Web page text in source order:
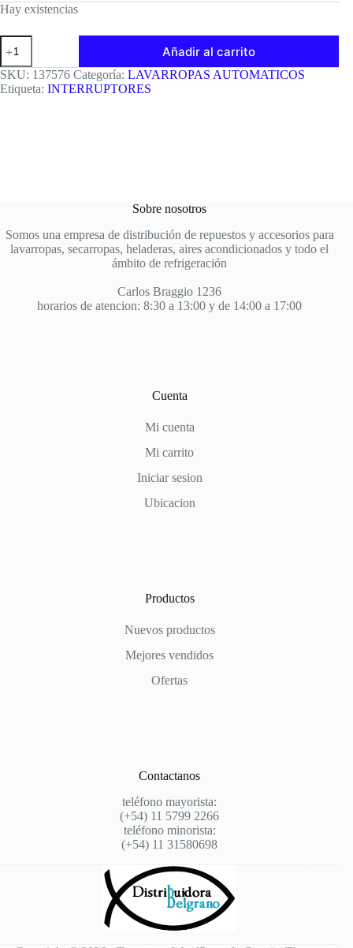
Hay existencias
INTERRUPTOR
CONT
LONGVIE
INV
Añadir al carrito
SKU: 137576 Categoría: LAVARROPAS AUTOMATICOS
Etiqueta: INTERRUPTORES
Sobre nosotros
Somos una empresa de distribución de repuestos y accesorios para
lavarropas, secarropas, heladeras, aires acondicionados y todo el
ámbito de refrigeración
Carlos Braggio 1236
horarios de atencion: 8:30 a 13:00 y de 14:00 a 17:00
Cuenta
Mi cuenta
Mi carrito
Iniciar sesion
Ubicacion
Productos
Nuevos productos
Mejores vendidos
Ofertas
Contactanos
teléfono mayorista:
(+54) 11 5799 2266
teléfono minorista:
(+54) 11 31580698